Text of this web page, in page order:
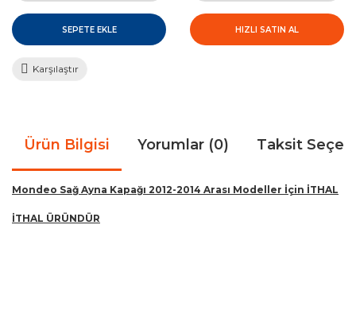
SEPETE EKLE HIZLI SATIN AL
Karşılaştır
Ürün Bilgisi Yorumlar (0) Taksit
Mondeo Sağ Ayna Kapağı 2012-2014 Arası Modeller İçin İTHAL
İTHAL ÜRÜNDÜR